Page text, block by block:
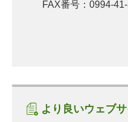
FAX番号：0994-
より良いウェブ